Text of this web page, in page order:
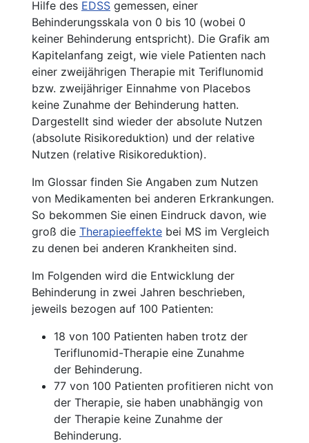
Hilfe des EDSS gemessen, einer
Behinderungsskala von 0 bis 10 (wobei 0
keiner Behinderung entspricht). Die Grafik am
Kapitelanfang zeigt, wie viele Patienten nach
einer zweijährigen Therapie mit Teriflunomid
bzw. zweijähriger Einnahme von Placebos
keine Zunahme der Behinderung hatten.
Dargestellt sind wieder der absolute Nutzen
(absolute Risikoreduktion) und der relative
Nutzen (relative Risikoreduktion).
Im Glossar finden Sie Angaben zum Nutzen
von Medikamenten bei anderen Erkrankungen.
So bekommen Sie einen Eindruck davon, wie
groß die Therapieeffekte bei MS im Vergleich
zu denen bei anderen Krankheiten sind.
Im Folgenden wird die Entwicklung der
Behinderung in zwei Jahren beschrieben,
jeweils bezogen auf 100 Patienten:
18 von 100 Patienten haben trotz der
Teriflunomid-Therapie eine Zunahme
der Behinderung.
77 von 100 Patienten profitieren nicht von
der Therapie, sie haben unabhängig von
der Therapie keine Zunahme der
Behinderung.